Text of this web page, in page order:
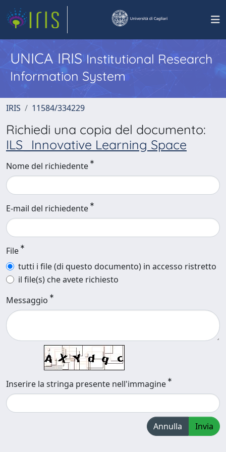
UNICA IRISInstitutional Research
Information System
IRIS 11584/334229
Richiedi una copia del documento:
ILS_Innovative Learning Space
Nome del richiedente
E-mail del richiedente
File
tutti i file (di questo documento) in accesso ristretto
il file(s) che avete richiesto
Messaggio
Inserire la stringa presente nell'immagine
Annulla Invia